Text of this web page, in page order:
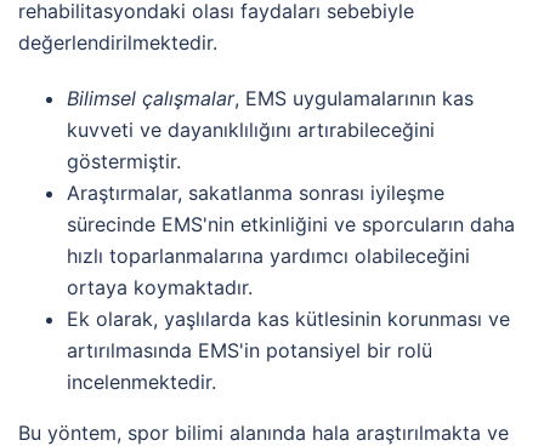
rehabilitasyondaki olası faydaları sebebiyle
değerlendirilmektedir.
Bilimsel çalışmalar, EMS uygulamalarının kas
kuvveti ve dayanıklılığını artırabileceğini
göstermiştir.
Araştırmalar, sakatlanma sonrası iyileşme
sürecinde EMS'nin etkinliğini ve sporcuların daha
hızlı toparlanmalarına yardımcı olabileceğini
ortaya koymaktadır.
Ek olarak, yaşlılarda kas kütlesinin korunması ve
artırılmasında EMS'in potansiyel bir rolü
incelenmektedir.
Bu yöntem, spor bilimi alanında hala araştırılmakta ve